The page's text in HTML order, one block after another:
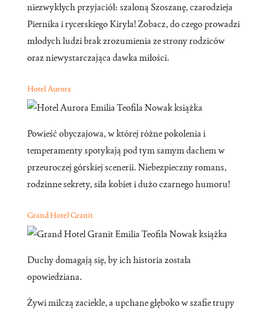
niezwykłych przyjaciół: szaloną Szoszanę, czarodzieja
Piernika i rycerskiego Kiryła! Zobacz, do czego prowadzi
młodych ludzi brak zrozumienia ze strony rodziców
oraz niewystarczająca dawka miłości.
Hotel Aurora
Powieść obyczajowa, w której różne pokolenia i
temperamenty spotykają pod tym samym dachem w
przeuroczej górskiej scenerii. Niebezpieczny romans,
rodzinne sekrety, siła kobiet i dużo czarnego humoru!
Grand Hotel Granit
Duchy domagają się, by ich historia została
opowiedziana.
Żywi milczą zaciekle, a upchane głęboko w szafie trupy